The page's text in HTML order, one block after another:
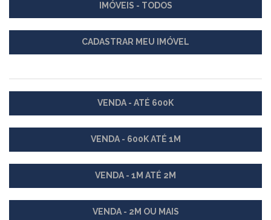
IMÓVEIS - TODOS
CADASTRAR MEU IMÓVEL
VENDA - ATÉ 600K
VENDA - 600K ATÉ 1M
VENDA - 1M ATÉ 2M
VENDA - 2M OU MAIS